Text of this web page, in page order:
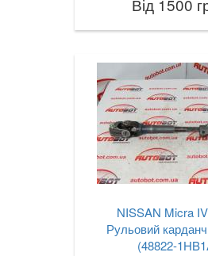
Від 1500
NISSAN Micra
Рульовий
(48822-